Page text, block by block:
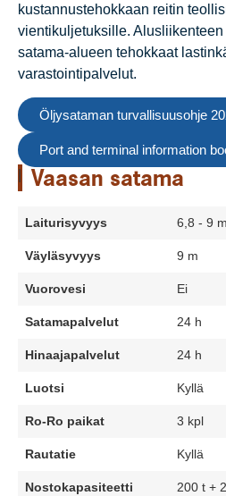
kustannustehokkaan reitin
vientikuljetuksille.
satama-alueen tehokkaat
varastointipalvelut.
Öljysataman turvallisuusohje
Port and terminal information
Vaasan satama
Laiturisyvyys 6,8 - 9 m
Väyläsyvyys 9 m
Vuorovesi Ei
Satamapalvelut 24 h
Hinaajapalvelut 24 h
Luotsi Kyllä
Ro-Ro paikat 3 kpl
Rautatie Kyllä
Nostokapasiteetti 200 t +